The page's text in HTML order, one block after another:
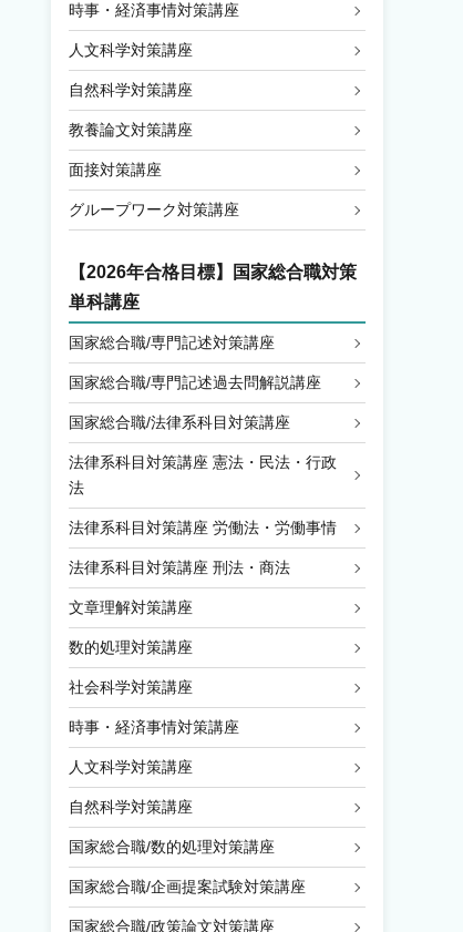
時事・経済事情対策講座
人文科学対策講座
自然科学対策講座
教養論文対策講座
面接対策講座
グループワーク対策講座
【2026年合格目標】国家総合職対策
単科講座
国家総合職/専門記述対策講座
国家総合職/専門記述過去問解説講座
国家総合職/法律系科目対策講座
法律系科目対策講座 憲法・民法・行政
法
法律系科目対策講座 労働法・労働事情
法律系科目対策講座 刑法・商法
文章理解対策講座
数的処理対策講座
社会科学対策講座
時事・経済事情対策講座
人文科学対策講座
自然科学対策講座
国家総合職/数的処理対策講座
国家総合職/企画提案試験対策講座
国家総合職/政策論文対策講座